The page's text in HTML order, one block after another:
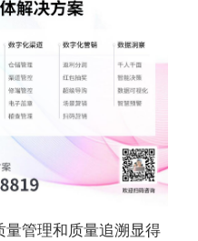
管理和质量追溯显得